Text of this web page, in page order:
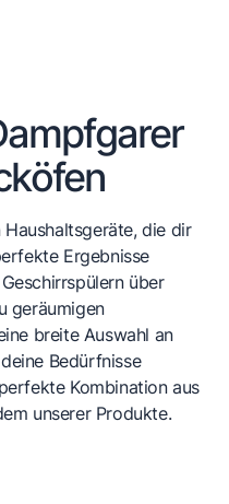
die dir
Ergebnisse
über
geräumigen
breite Auswahl an
Bedürfnisse
Kombination aus
unserer Produkte.